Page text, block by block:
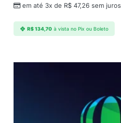
em até 3x de R$ 47,26 sem juros
R$134,70 à vista no Pix ou Boleto